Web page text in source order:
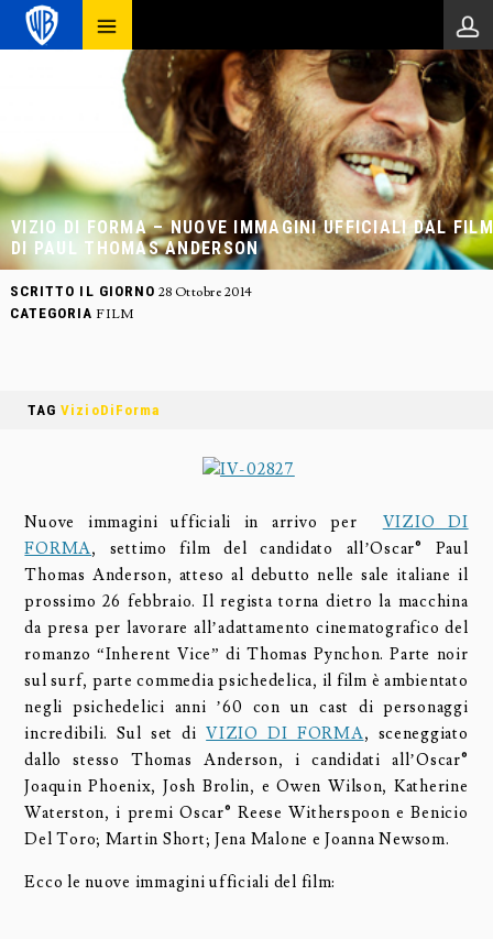
VIZIO DI FORMA – NUOVE IMMAGINI UFFICIALI DAL FILM
DI PAUL THOMAS ANDERSON
SCRITTO IL GIORNO 28 Ottobre 2014
CATEGORIA FILM
TAGVizioDiForma
Nuove immagini ufficiali in arrivo per VIZIO DI
FORMA, settimo film del candidato all’Oscar® Paul
Thomas Anderson, atteso al debutto nelle sale italiane il
prossimo 26 febbraio. Il regista torna dietro la macchina
da presa per lavorare all’adattamento cinematografico del
romanzo “Inherent Vice” di Thomas Pynchon. Parte noir
sul surf, parte commedia psichedelica, il film è ambientato
negli psichedelici anni ’60 con un cast di personaggi
incredibili. Sul set diVIZIO DI FORMA, sceneggiato
dallo stesso Thomas Anderson, i candidati all’Oscar®
Joaquin Phoenix, Josh Brolin, e Owen Wilson, Katherine
Waterston, i premi Oscar® Reese Witherspoon e Benicio
Del Toro; Martin Short; Jena Malone e Joanna Newsom.
Ecco le nuove immagini ufficiali del film: